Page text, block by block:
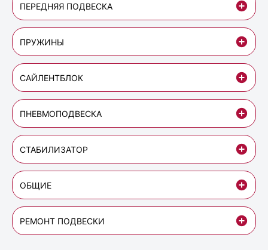
ПЕРЕДНЯЯ ПОДВЕСКА
ПРУЖИНЫ
САЙЛЕНТБЛОК
ПНЕВМОПОДВЕСКА
СТАБИЛИЗАТОР
ОБЩИЕ
РЕМОНТ ПОДВЕСКИ